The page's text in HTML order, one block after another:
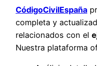
CódigoCivilEspaña
completa y
relacionados con el
Nuestra plataforma